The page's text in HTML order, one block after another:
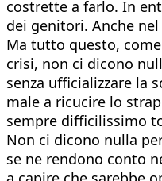
costrette a farlo. In
dei genitori. Anche
Ma tutto questo,
crisi, non ci dicono
senza ufficializzare la
male a ricucire lo
sempre difficilissimo
Non ci dicono nulla
se ne rendono conto